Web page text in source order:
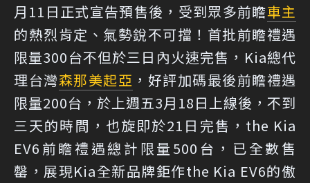
月11日正式宣告預售後，受到眾多前瞻車主
的熱烈肯定、氣勢銳不可擋！首批前瞻禮遇
限量300台不但於三日內火速完售，Kia總代
理台灣森那美起亞 ，好評加碼最後前瞻禮遇
限量200台，於上週五3月18日上線後，不到
三天的時間，也旋即於21日完售，the Kia
EV6前瞻禮遇總計限量500台，已全數售
罄，展現Kia全新品牌鉅作the Kia EV6的傲